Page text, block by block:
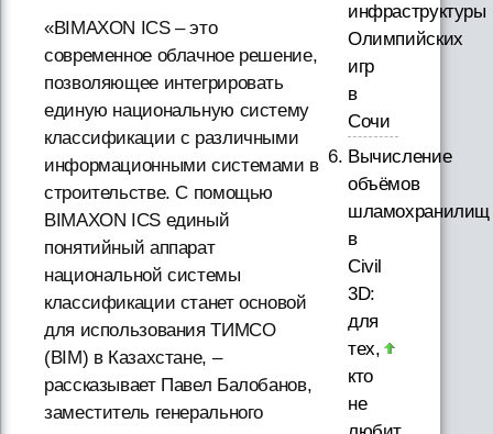
«BIMAXON ICS – это
современное облачное решение,
позволяющее интегрировать
единую национальную систему
классификации с различными
информационными системами в
строительстве. С помощью
BIMAXON ICS единый
понятийный аппарат
национальной системы
классификации станет основой
для использования ТИМСО
(BIM) в Казахстане, –
рассказывает Павел Балобанов,
заместитель генерального
инфраструктуры
Олимпийских
игр
в
Сочи
Вычисление
объёмов
шламохранилищ
в
Civil
3D:
для
тех,
кто
не